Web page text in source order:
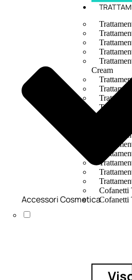
Cream
Cofanetti
Cofanetti
Accessori Cosmetica